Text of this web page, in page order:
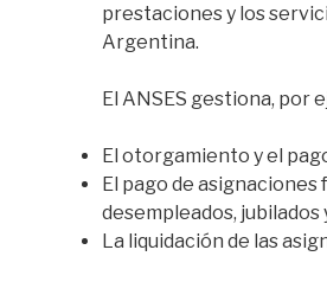
prestaciones y los
Argentina.
El ANSES gestiona, por
El otorgamiento y el
El pago de
desempleados, jubilados
La liquidación de las